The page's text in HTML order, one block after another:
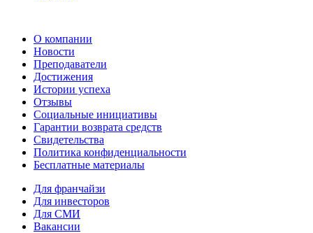
О компании
Новости
Преподаватели
Достижения
Истории успеха
Отзывы
Социальные инициативы
Гарантии возврата средств
Свидетельства
Политика конфиденциальности
Бесплатные материалы
Для франчайзи
Для инвесторов
Для СМИ
Вакансии